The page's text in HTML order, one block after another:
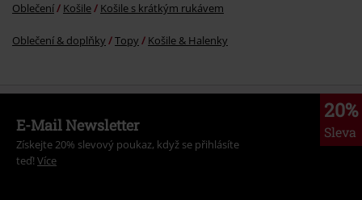
Oblečení Košile Košile s krátkým rukávem
Oblečení & doplňky Topy Košile & Halenky
20%
Sleva
E-Mail Newsletter
Získejte 20% slevový poukaz, když se přihlásíte
teď! Více